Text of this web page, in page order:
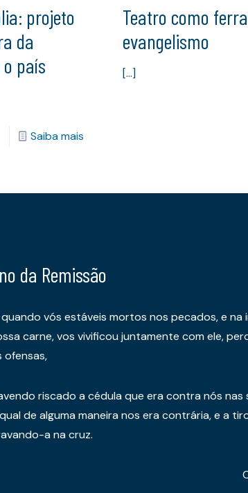
projeto
da
país
Saiba mais
Teatro como
evangelismo
[…]
da Remissão
quando vós estáveis mortos nos pecados, e na
carne, vos vivificou juntamente com ele,
ofensas,
riscado a cédula que era contra nós nas
de alguma maneira nos era contrária, e a
a na cruz.